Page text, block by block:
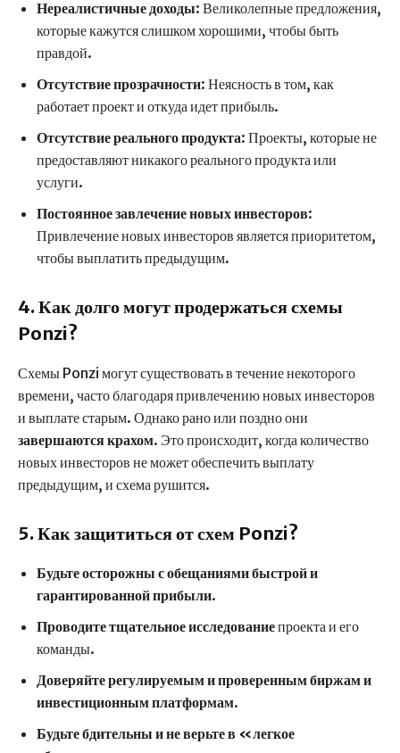
Нереалистичные доходы: Великолепные предложения,
которые кажутся слишком хорошими, чтобы быть
правдой.
Отсутствие прозрачности: Неясность в том, как
работает проект и откуда идет прибыль.
Отсутствие реального продукта: Проекты, которые не
предоставляют никакого реального продукта или
услуги.
Постоянное завлечение новых инвесторов:
Привлечение новых инвесторов является приоритетом,
чтобы выплатить предыдущим.
4. Как долго могут продержаться схемы
Ponzi?
Схемы Ponzi могут существовать в течение некоторого
времени, часто благодаря привлечению новых инвесторов
и выплате старым. Однако рано или поздно они
завершаются крахом. Это происходит, когда количество
новых инвесторов не может обеспечить выплату
предыдущим, и схема рушится.
5. Как защититься от схем Ponzi?
Будьте осторожны с обещаниями быстрой и
гарантированной прибыли.
Проводите тщательное исследованиепроекта и его
команды.
Доверяйте регулируемым и проверенным биржам и
инвестиционным платформам.
Будьте бдительны и не верьте в «легкое